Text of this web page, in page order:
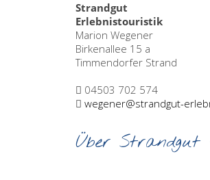
Strandgut
Erlebnistouristik
Marion Wegener
Birkenallee 15 a
Timmendorfer Strand
04503 702 574
wegener@strandgut-
Über Strandgut